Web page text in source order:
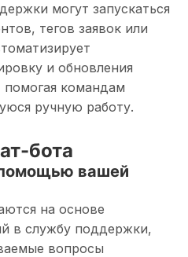
могут запускаться
тегов заявок или
и обновления
помогая командам
ручную работу.
бота
вашей
на основе
в службу поддержки,
вопросы